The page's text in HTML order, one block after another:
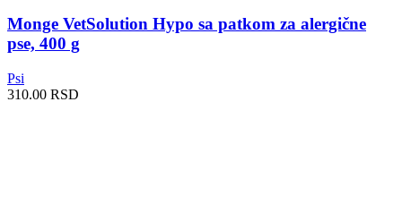
Monge VetSolution Hypo sa patkom za alergične
pse, 400 g
Psi
310.00 RSD